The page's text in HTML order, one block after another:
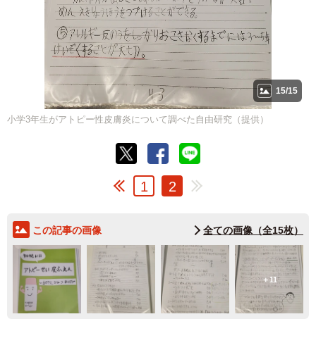
15/15
小学3年生がアトピー性皮膚炎について調べた自由研究（提供）
1 2
この記事の画像 全ての画像（全15枚）
11